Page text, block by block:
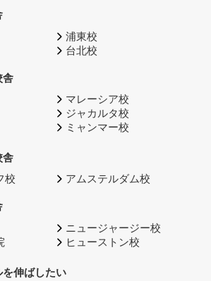
浦東校
台北校
舎
マレーシア校
ジャカルタ校
ミャンマー校
舎
校
アムステルダム校
ニュージャージー校
ヒューストン校
伸ばしたい